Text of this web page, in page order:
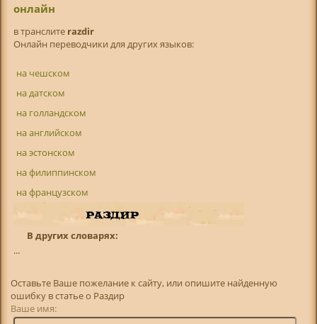
онлайн
в транслитe razdir
Онлайн переводчики для других языков:
на чешском
на датском
на голландском
на английском
на эстонском
на филиппинском
на французском
В других словарях:
...
Оставьте Ваше пожелание к сайту, или опишите найденную
ошибку в статье о Раздир
Ваше имя: